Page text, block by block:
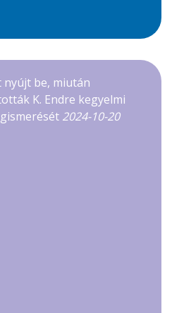
nyújt be, miután
K. Endre kegyelmi
2024-10-20